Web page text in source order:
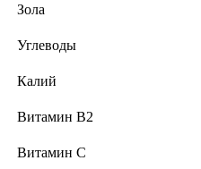
Зола
Углеводы
Калий
Витамин В2
Витамин С